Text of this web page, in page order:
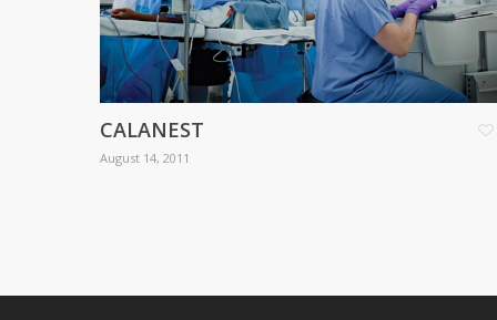
CALANEST
August 14, 2011